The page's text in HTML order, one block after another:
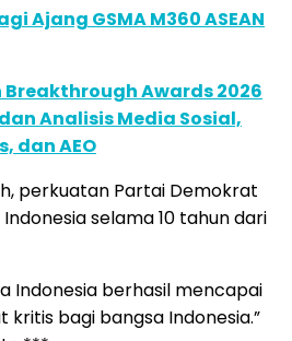
Ajang GSMA M360 ASEAN
Breakthrough Awards 2026
Analisis Media Sosial,
dan AEO
perkuatan Partai Demokrat
selama 10 tahun dari
Indonesia berhasil mencapai
kritis bagi bangsa Indonesia.”